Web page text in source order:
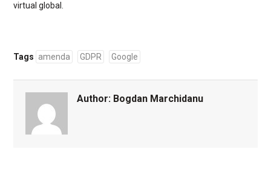
virtual global.
Tags amenda GDPR Google
Author: Bogdan Marchidanu